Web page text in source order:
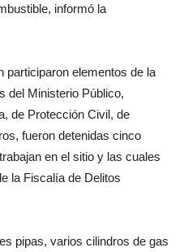
informó la
participaron elementos de la
del Ministerio Público,
de Protección Civil, de
fueron detenidas cinco
en el sitio y las cuales
la Fiscalía de Delitos
pipas, varios cilindros de gas